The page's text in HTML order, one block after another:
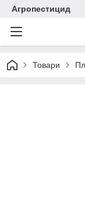
Агропестицид
Товари